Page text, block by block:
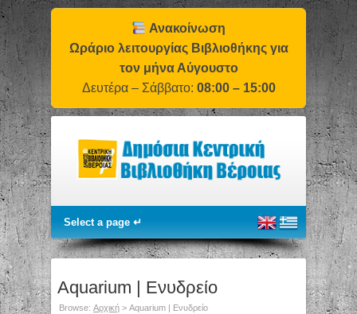
Ανακοίνωση
Ωράριο λειτουργίας Βιβλιοθήκης για
τον μήνα Αύγουστο
Δευτέρα – Σάββατο: 08:00 – 15:00
Aquarium | Ενυδρείο
Browse: Αρχική > Aquarium | Ενυδρείο